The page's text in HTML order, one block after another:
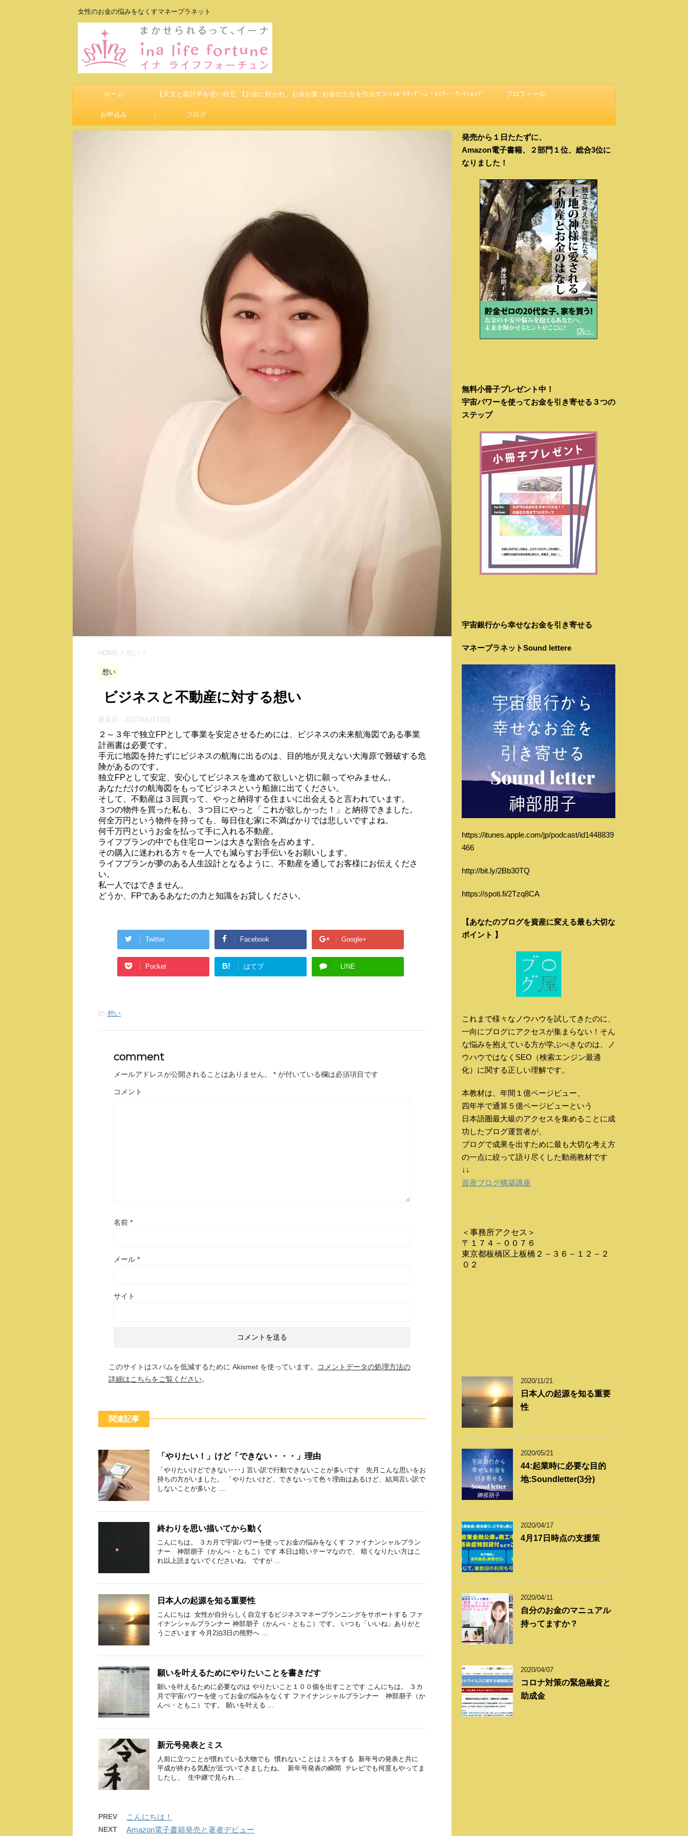
女性のお金の悩みをなくすマネープラネット
ホーム 【天文と統計学を使い自立
して豊かになる】
【お金に好かれ、お金が集 お金の土台を引出すｺﾝｼｪﾙ ﾏﾈｰｹﾞｰﾑ・ｾﾐﾅｰ・ﾜｰｸｼｮｯﾌﾟ プロフィール
お申込み ブログ
HOME > 想い >
想い
ビジネスと不動産に対する想い
更新日： 2017年6月10日
２～３年で独立FPとして事業を安定させるためには、ビジネスの未来航海図である事業
計画書は必要です。
手元に地図を持たずにビジネスの航海に出るのは、目的地が見えない大海原で難破する危
険があるのです。
独立FPとして安定、安心してビジネスを進めて欲しいと切に願ってやみません。
あなただけの航海図をもってビジネスという船旅に出てください。
そして、不動産は３回買って、やっと納得する住まいに出会えると言われています。
３つの物件を買った私も、３つ目にやっと「これが欲しかった！」と納得できました。
何全万円という物件を持っても、毎日住む家に不満ばかりでは悲しいですよね。
何千万円というお金を払って手に入れる不動産。
ライフプランの中でも住宅ローンは大きな割合を占めます。
その購入に迷われる方々を一人でも減らすお手伝いをお願いします。
ライフプランが夢のある人生設計となるように、不動産を通してお客様にお伝えくださ
い。
私一人ではできません。
どうか、FPであるあなたの力と知識をお貸しください。
Twitter Facebook Google+
Pocket B! はてブ LINE
-想い
comment
メールアドレスが公開されることはありません。 * が付いている欄は必須項目です
コメント
名前 *
メール *
サイト
このサイトはスパムを低減するために Akismet を使っています。
コメントデータの処理方法の
詳細はこちらをご覧ください。
関連記事
「やりたい！」けど「できない・・・」理由
「やりたいけどできない･･･｣ 言い訳で行動できないことが多いです 先月こんな思いをお
持ちの方がいました。 「やりたいけど、できないって色々理由はあるけど、結局言い訳で
しないことが多いと ...
終わりを思い描いてから動く
こんにちは。 ３カ月で宇宙パワーを使ってお金の悩みをなくす ファイナンシャルプラン
ナー 神部朋子（かんべ・ともこ）です 本日は暗いテーマなので、 暗くなりたい方はこ
れ以上読まないでくださいね。 ですが ...
日本人の起源を知る重要性
こんにちは 女性が自分らしく自立するビジネスマネープランニングをサポートする ファ
イナンシャルプランナー 神部朋子（かんべ・ともこ）です。 いつも「いいね」ありがと
うございます 今月2泊3日の熊野へ ...
願いを叶えるためにやりたいことを書きだす
願いを叶えるために必要なのは やりたいこと１００個を出すことです こんにちは。 ３カ
月で宇宙パワーを使ってお金の悩みをなくす ファイナンシャルプランナー 神部朋子（か
んべ・ともこ）です。 願いを叶える ...
新元号発表とミス
人前に立つことが慣れている大物でも 慣れないことはミスをする 新年号の発表と共に
平成が終わる気配が近づいてきましたね。 新年号発表の瞬間 テレビでも何度もやってま
したし、 生中継で見られ ...
PREV こんにちは！
NEXT Amazon電子書籍発売と著者デビュー
発売から１日たたずに、
Amazon電子書籍、２部門１位、総合3位に
なりました！
無料小冊子プレゼント中！
宇宙パワーを使ってお金を引き寄せる３つの
ステップ
宇宙銀行から幸せなお金を引き寄せる
マネープラネットSound lettere
https://itunes.apple.com/jp/podcast/id1448839
466
http://bit.ly/2Bb30TQ
https://spoti.fi/2Tzq8CA
【あなたのブログを資産に変える最も大切な
ポイント 】
これまで様々なノウハウを試してきたのに、
一向にブログにアクセスが集まらない！そん
な悩みを抱えている方が学ぶべきなのは、ノ
ウハウではなくSEO（検索エンジン最適
化）に関する正しい理解です。
本教材は、年間１億ページビュー、
四年半で通算５億ページビューという
日本語圏最大級のアクセスを集めることに成
功したブログ運営者が、
ブログで成果を出すために最も大切な考え方
の一点に絞って語り尽くした動画教材です
↓↓
資産ブログ構築講座
＜事務所アクセス＞
〒１７４－００７６
東京都板橋区上板橋２－３６－１２－２
０２
2020/11/21
日本人の起源を知る重要
性
2020/05/21
44:起業時に必要な目的
地:Soundletter(3分)
2020/04/17
4月17日時点の支援策
2020/04/11
自分のお金のマニュアル
持ってますか？
2020/04/07
コロナ対策の緊急融資と
助成金